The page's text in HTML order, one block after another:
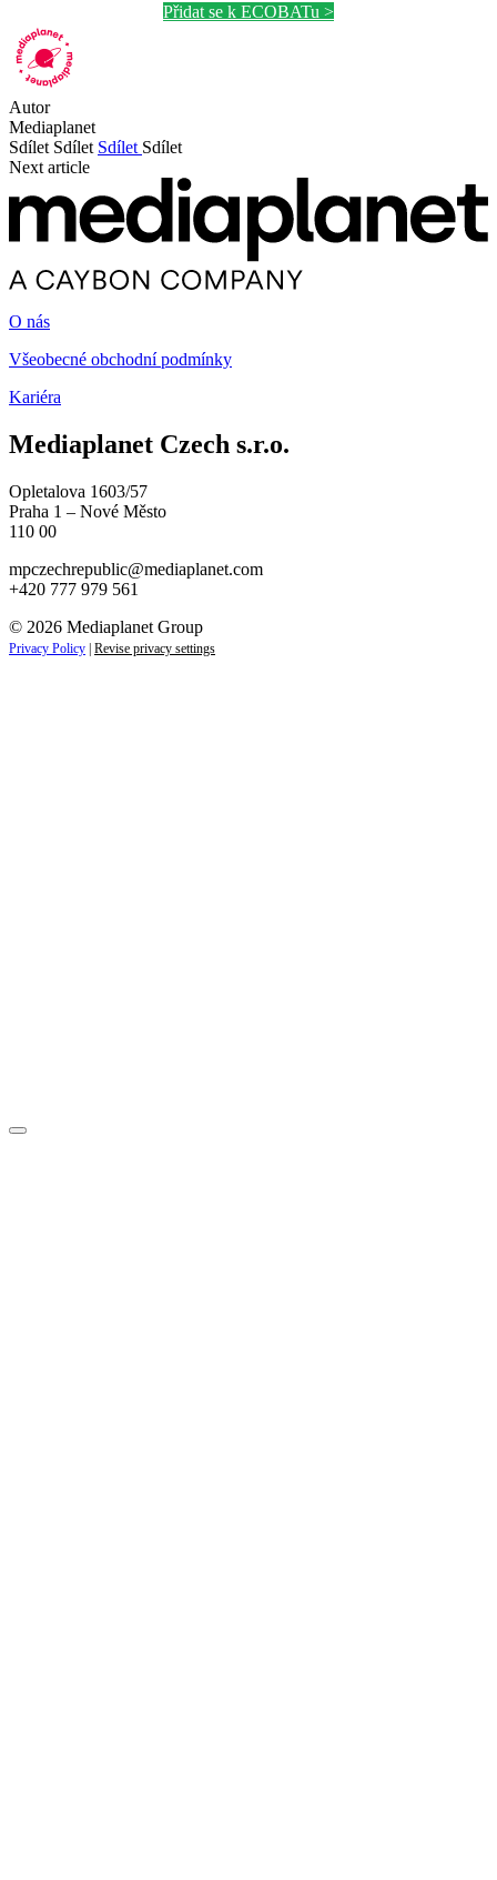
Přidat se k ECOBATu >
Autor
Mediaplanet
Sdílet Sdílet Sdílet Sdílet
Next article
O nás
Všeobecné obchodní podmínky
Kariéra
Mediaplanet Czech s.r.o.
Opletalova 1603/57
Praha 1 – Nové Město
110 00
mpczechrepublic@mediaplanet.com
+420 777 979 561
© 2026 Mediaplanet Group
Privacy Policy Revise privacy settings